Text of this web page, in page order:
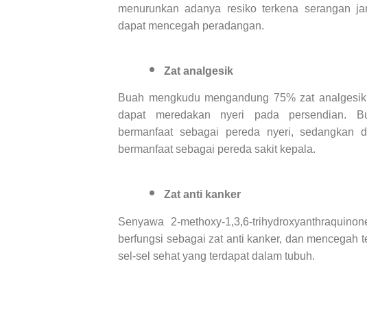
menurunkan adanya resiko terkena serangan
dapat mencegah peradangan.
Zat analgesik
Buah mengkudu mengandung 75% zat
dapat meredakan nyeri pada persendian.
bermanfaat sebagai pereda nyeri, sedangkan
bermanfaat sebagai pereda sakit kepala.
Zat anti kanker
Senyawa 2-methoxy-1,3,6-
berfungsi sebagai zat anti kanker, dan mencegah
sel-sel sehat yang terdapat dalam tubuh.